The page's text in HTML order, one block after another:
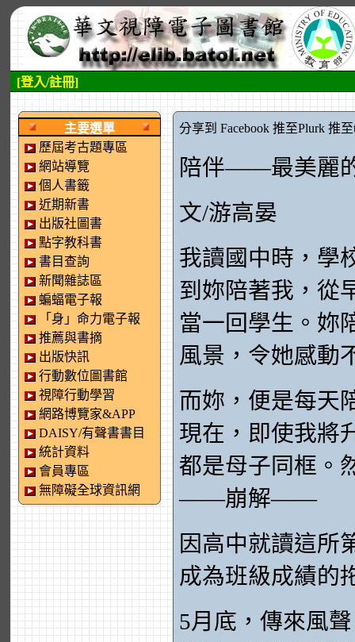
[登入/註冊]
主要選單
歷屆考古題專區
網站導覽
個人書籤
近期新書
出版社圖書
點字教科書
書目查詢
新聞雜誌區
蝙蝠電子報
「身」命力電子報
推薦與書摘
出版快訊
行動數位圖書館
視障行動學習
網路博覽家&APP
DAISY/有聲書書目
統計資料
會員專區
無障礙全球資訊網
分享到 Facebook 推至Plurk 推
陪伴——最美麗
文/游高晏
我讀國中時，學
到妳陪著我，從
當一回學生。妳
風景，令她感動
而妳，便是每天
現在，即使我將
都是母子同框。
——崩解——
因高中就讀這所
成為班級成績的
5月底，傳來風